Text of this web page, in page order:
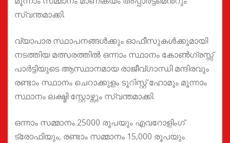
സ്വന്തമാക്കി.
വ്യാപാര സ്ഥാപനങ്ങൾക്കും ഓഫീസുകൾക്കുമായി
നടത്തിയ മത്സരത്തിൽ ഒന്നാം സ്ഥാനം കോൺഗ്രസ്സ്
പാർട്ടിയുടെ ആസ്ഥാനമായ രാജീവ്ഗാന്ധി മന്ദിരവും
രണ്ടാം സ്ഥാനം ചെറാക്കുളം ടൂറിസ്റ്റ് ഹോമും മൂന്നാം
സ്ഥാനം ലക്ഷ്മി സ്റ്റോഴ്സും സ്വന്തമാക്കി.
ഒന്നാം സമ്മാനം 25000 രൂപയും എവറോളിംഗ്
ട്രോഫിയും, രണ്ടാം സമ്മാനം 15,000 രൂപയും